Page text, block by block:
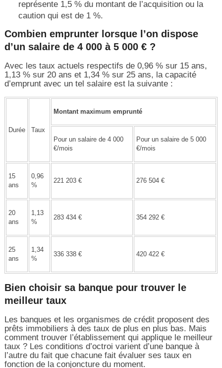
représente 1,5 % du montant de l’acquisition ou la
caution qui est de 1 %.
Combien emprunter lorsque l’on dispose
d’un salaire de 4 000 à 5 000 € ?
Avec les taux actuels respectifs de 0,96 % sur 15 ans,
1,13 % sur 20 ans et 1,34 % sur 25 ans, la capacité
d’emprunt avec un tel salaire est la suivante :
Durée Taux
Montant maximum emprunté
Pour un salaire de 4 000
€/mois
Pour un salaire de 5 000
€/mois
15
ans
0,96
%
221 203 € 276 504 €
20
ans
1,13
%
283 434 € 354 292 €
25
ans
1,34
%
336 338 € 420 422 €
Bien choisir sa banque pour trouver le
meilleur taux
Les banques et les organismes de crédit proposent des
prêts immobiliers à des taux de plus en plus bas. Mais
comment trouver l’établissement qui applique le meilleur
taux ? Les conditions d’octroi varient d’une banque à
l’autre du fait que chacune fait évaluer ses taux en
fonction de la conjoncture du moment.